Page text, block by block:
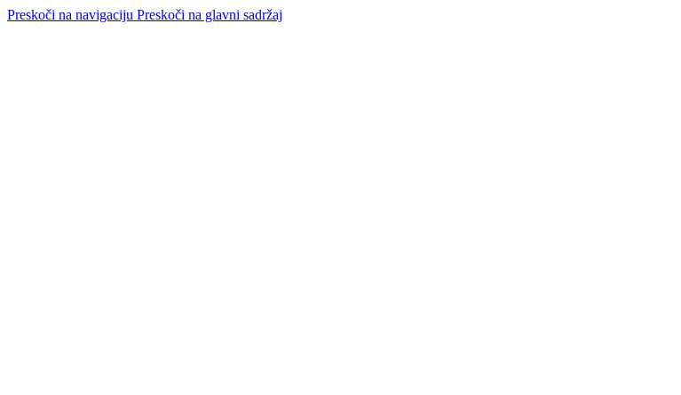
Preskoči na navigaciju Preskoči na glavni sadržaj